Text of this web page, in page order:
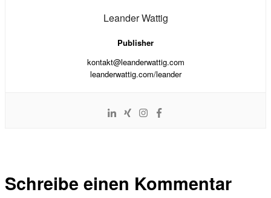
Leander Wattig
Publisher
kontakt@leanderwattig.com
leanderwattig.com/leander
Schreibe einen Kommentar